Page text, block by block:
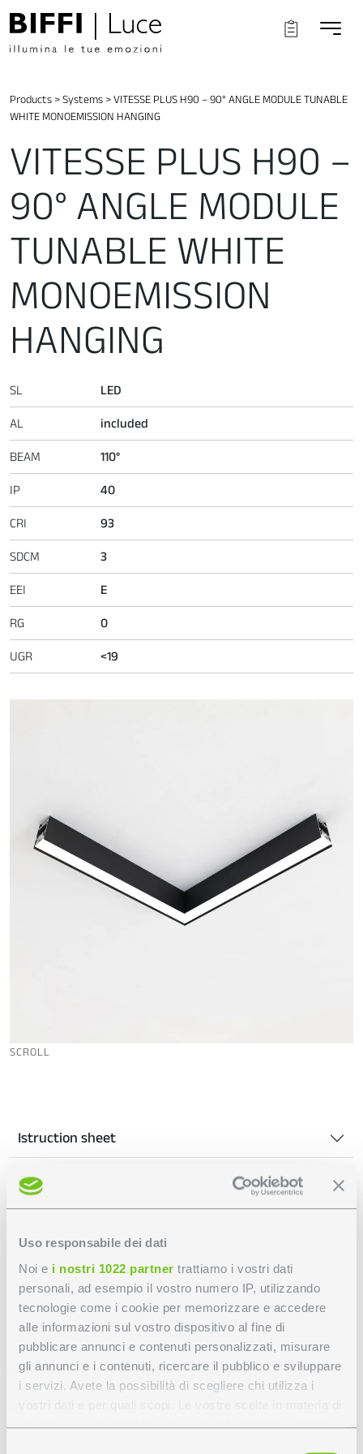
Uso responsabile dei dati
Noi e i nostri 1022 partner trattiamo i vostri dati
personali, ad esempio il vostro numero IP, utilizzando
tecnologie come i cookie per memorizzare e accedere
alle informazioni sul vostro dispositivo al fine di
pubblicare annunci e contenuti personalizzati, misurare
gli annunci e i contenuti, ricercare il pubblico e sviluppare
i servizi. Avete la possibilità di scegliere chi utilizza i
privacy sono applicabili solo su questa proprietà digitale
Products >Systems >VITESSE PLUS H90 – 90° ANGLE MODULE TUNABLE
WHITE MONOEMISSION HANGING
VITESSE PLUS H90 –
90° ANGLE MODULE
TUNABLE WHITE
MONOEMISSION
HANGING
SL LED
AL included
BEAM 110°
IP 40
CRI 93
SDCM 3
EEI E
RG 0
UGR <19
SCROLL
Istruction sheet
Technical drawing
Customize VITESSE
PLUS H90 - 90°
ANGLE MODULE
TUNABLE WHITE